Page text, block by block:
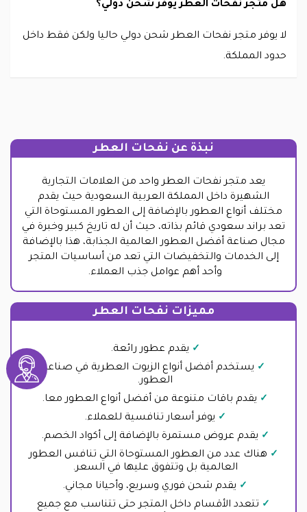
هل متجر نفحات العطر يوفر شحن دولي؟
لا يوفر متجر نفحات العطر شحن دولي حاليا ولكن فقط داخل
حدود المملكة.
نبذة عن نفحات العطر
يعد متجر نفحات العطر واحد من العلامات التجارية
الشهيرة داخل المملكة العربية السعودية حيث يقدم
مختلف أنواع العطور بالإضافة إلى العطور المستوحاة التي
تعد براند سعودي قائم بذاته، حيث أن له تاريخ كبير وخبرة في
مجال صناعة أفضل العطور العالمية الجذابة، هذا بالإضافة
إلى الخدمات والتخفيضات التي تعد من أساسيات المتجر
وأحد أهم عوامل جذب العملاء.
مميزات نفحات العطر
يقدم عطور رائعة.
يستخدم أفضل أنواع الزيوت العطرية في صناعة
العطور.
يقدم باقات متنوعة من أفضل أنواع العطور معا.
يوفر أسعار تنافسية للعملاء.
يقدم عروض مستمرة بالإضافة إلى أكواد الخصم.
هناك عدد من العطور المستوحاة التي تنافس العطور
العالمية بل وتتفوق عليها في السعر.
يقدم شحن فوري وسريع، وأحيانا مجاني.
تتعدد الأقسام داخل المتجر حتى تتناسب مع جميع